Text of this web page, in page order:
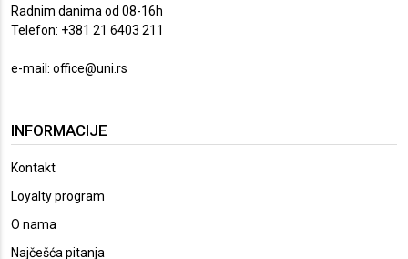
Radnim danima od 08-16h
Telefon: +381 21 6403 211
e-mail: office@uni.rs
INFORMACIJE
Kontakt
Loyalty program
O nama
Najčešća pitanja